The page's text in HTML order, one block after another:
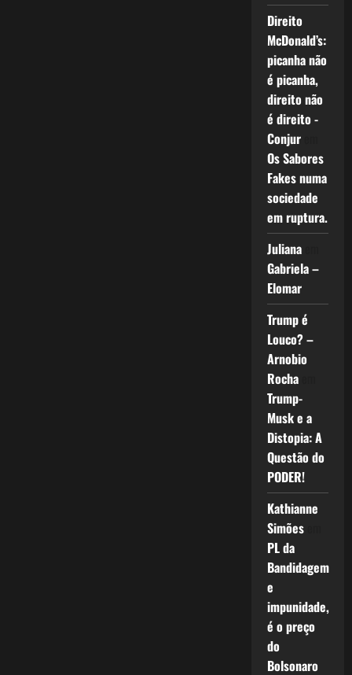
Direito
McDonald’s:
picanha não
é picanha,
direito não
é direito -
Conjurem
Os Sabores
Fakes numa
sociedade
em ruptura.
Julianaem
Gabriela –
Elomar
Trump é
Louco? –
Arnobio
Rochaem
Trump-
Musk e a
Distopia: A
Questão do
PODER!
Kathianne
Simõesem
PL da
Bandidagem
e
impunidade,
é o preço
do
Bolsonaro